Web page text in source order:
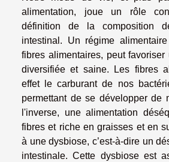
alimentation, joue un rôle
définition de la composition
intestinal. Un régime
fibres alimentaires, peut
diversifiée et saine. Les fibres
effet le carburant de nos
permettant de se développer de
l'inverse, une alimentation
fibres et riche en graisses et en
à une dysbiose, c’est-à-dire un
intestinale. Cette dysbiose est